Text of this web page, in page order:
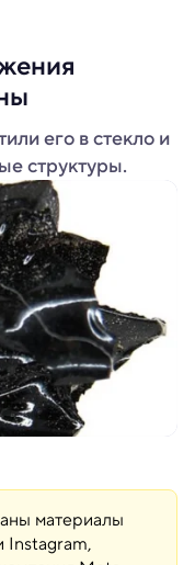
его в стекло и
структуры.
материалы
Instagram,